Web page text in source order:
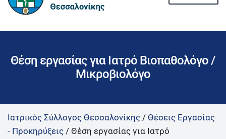
m
Θέση εργασίας για Ιατρό Βιοπαθολόγο /
Μικροβιολόγο
Ιατρικός Σύλλογος Θεσσαλονίκης / Θέσεις Εργασίας
- Προκηρύξεις / Θέση εργασίας για Ιατρό